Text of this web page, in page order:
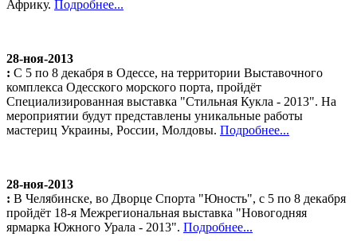
Африку. Подробнее...
28-ноя-2013
: С 5 по 8 декабря в Одессе, на территории Выставочного
комплекса Одесского морского порта, пройдёт
Специализированная выставка "Стильная Кукла - 2013". На
мероприятии будут представлены уникальные работы
мастериц Украины, России, Молдовы. Подробнее...
28-ноя-2013
: В Челябинске, во Дворце Спорта "Юность", с 5 по 8 декабря
пройдёт 18-я Межрегиональная выставка "Новогодняя
ярмарка Южного Урала - 2013". Подробнее...